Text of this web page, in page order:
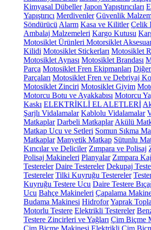
Kimyasal Dübeller Japon Yapıştırıcıları
Yapıştırıcı Merdivenler Güvenlik
Söndürücü Alarm Kasa ve Kilitler Çelik
Ambalaj Malzemeleri Kargo Kutusu
Motosiklet Ürünleri Motorsiklet
Kilidi Motosiklet Stickerları Motosiklet
Motosiklet Aynası Motosiklet Brandası
Parça Motosiklet Fren Ekipmanları
Parçaları Motosiklet Fren ve Debriyaj
Motosiklet Zinciri Motosiklet Giyim
Motorcu Botu ve Ayakkabısı Motorcu
Kaskı ELEKTRİKLİ EL ALETLERİ
Şarjlı Vidalamalar Kablolu Vidalamalar
Matkaplar Darbeli Matkaplar Akülü
Matkap Ucu ve Setleri Somun Sıkma
Matkaplar Manyetik Matkap Sütunlu
Kırıcılar ve Deliciler Zımpara ve Polisaj
Polisaj Makineleri Planyalar Zımpara
Testereler Daire Testereler Dekupaj
Testereler Tilki Kuyruğu Testereler
Kuyruğu Testere Ucu Daire Testere
Ucu Bahçe Makineleri Çapalama
Budama Makinesi HidroforYaprak
Motorlu Testere Elektrikli Testereler
Testere Zincirleri ve Yağları Çim Biçme
Çim Biçme Makinesi Elektrikli Çim